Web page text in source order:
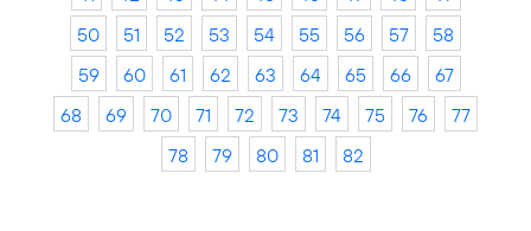
50
51 52 53 54 55 56 57
58
59
60 61 62 63 64 65 66
67
68
69 70 71 72 73 74 75 76
77
78
79 80 81 82